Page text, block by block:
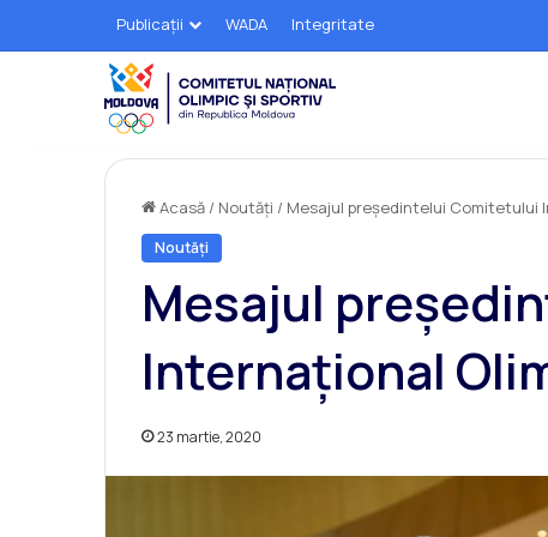
Publicații WADA Integritate
Acasă / Noutăți / Mesajul președintelui Comitetului
Noutăți
Mesajul
Internațional
23 martie, 2020